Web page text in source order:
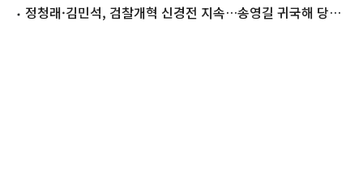
는 與
정청래·김민석, 검찰개혁 신경전 지속…송영길 귀국해 당원